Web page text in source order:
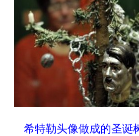
希特勒头像做成的圣诞